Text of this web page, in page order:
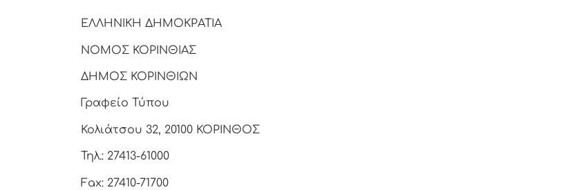
ΕΛΛΗΝΙΚΗ ΔΗΜΟΚΡΑΤΙΑ
ΝΟΜΟΣ ΚΟΡΙΝΘΙΑΣ
ΔΗΜΟΣ ΚΟΡΙΝΘΙΩΝ
Γραφείο Τύπου
Κολιάτσου 32, 20100 ΚΟΡΙΝΘΟΣ
Τηλ.: 27413-61000
Fax: 27410-71700